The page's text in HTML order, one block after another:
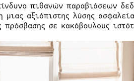
πιθανών παραβιάσεων
αξιόπιστης λύσης
σε κακόβουλους